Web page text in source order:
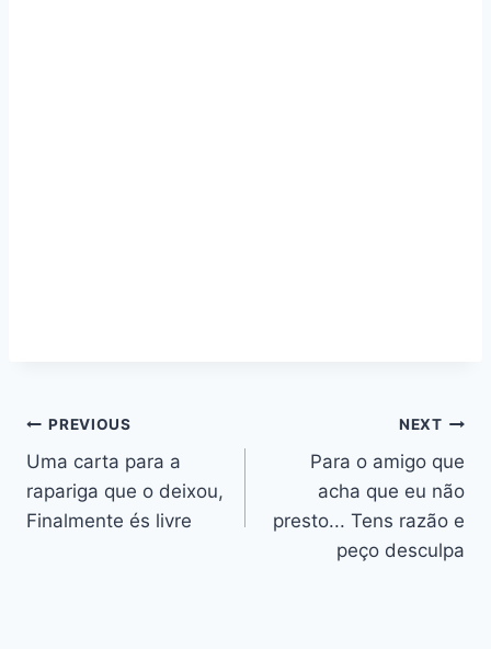
Navegação
de
artigos
PREVIOUS
Uma carta para a
rapariga que o deixou,
Finalmente és livre
NEXT
Para o amigo que
acha que eu não
presto... Tens razão e
peço desculpa